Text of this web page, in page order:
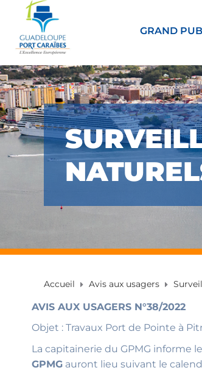
GRAND
Accueil Avis aux usagers
AVIS AUX USAGERS N°38/2022
Objet : Travaux Port de Pointe à
La capitainerie du GPMG informe
GPMG auront lieu suivant le